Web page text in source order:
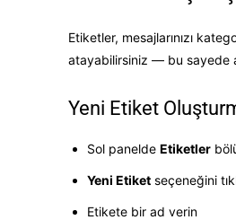
Etiketler, mesajlarınızı
atayabilirsiniz — bu sayede
Yeni Etiket
Sol panelde Etiketler
Yeni Etiket seçeneğini
Etikete bir ad verin